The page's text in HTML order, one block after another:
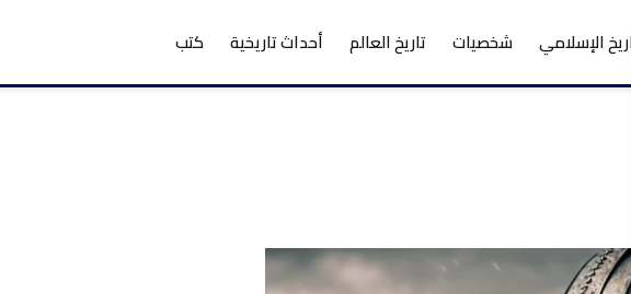
الإسلامي شخصيات تاريخ العالم أحداث تاريخية كتب